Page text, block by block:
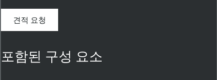
견적 요청
포함된 구성 요소